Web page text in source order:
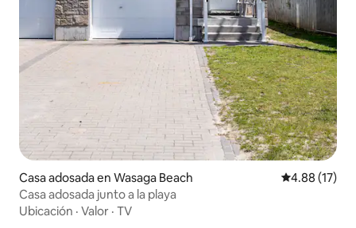
Casa adosada en Wasaga Beach Calificación
4.88 (17)
Casa adosada junto a la playa
Ubicación · Valor · TV